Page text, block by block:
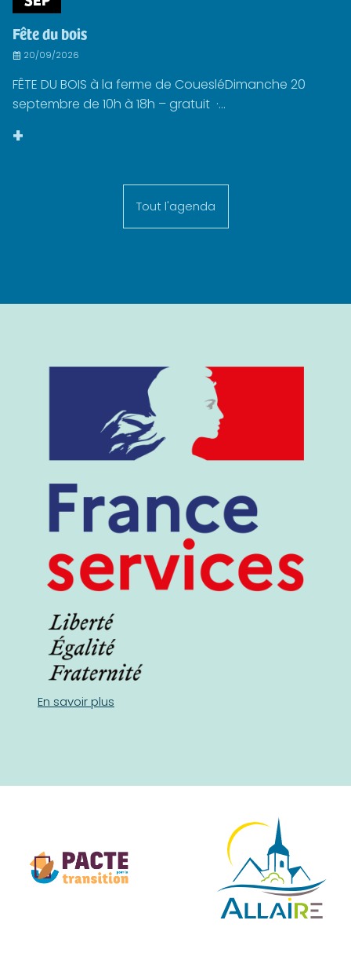
Fête du bois
20/09/2026
FÊTE DU BOIS à la ferme de CouesléDimanche 20
septembre de 10h à 18h – gratuit ·...
+
Tout l'agenda
En savoir plus